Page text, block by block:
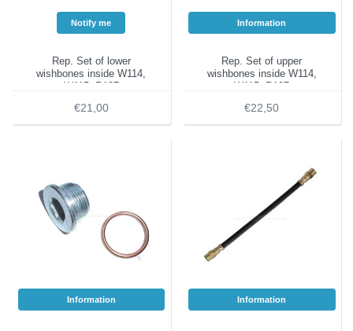
Notify me
Rep. Set of lower
wishbones inside W114,
W115, R107
€21,00
Information
Rep. Set of upper
wishbones inside W114,
W115, R107
€22,50
Information Information